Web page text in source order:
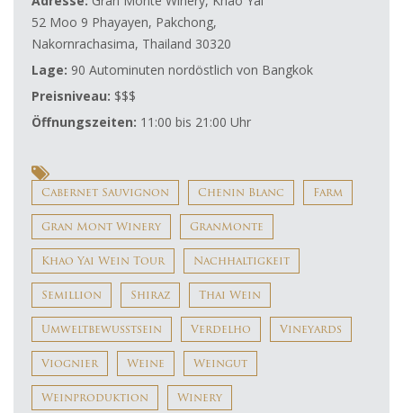
52 Moo 9 Phayayen, Pakchong,
Nakornrachasima, Thailand 30320
Lage: 90 Autominuten nordöstlich von Bangkok
Preisniveau: $$$
Öffnungszeiten: 11:00 bis 21:00 Uhr
Cabernet Sauvignon Chenin Blanc Farm
Gran Mont Winery GranMonte
Khao Yai Wein Tour Nachhaltigkeit
Semillion Shiraz Thai Wein
Umweltbewusstsein Verdelho Vineyards
Viognier Weine Weingut
Weinproduktion Winery